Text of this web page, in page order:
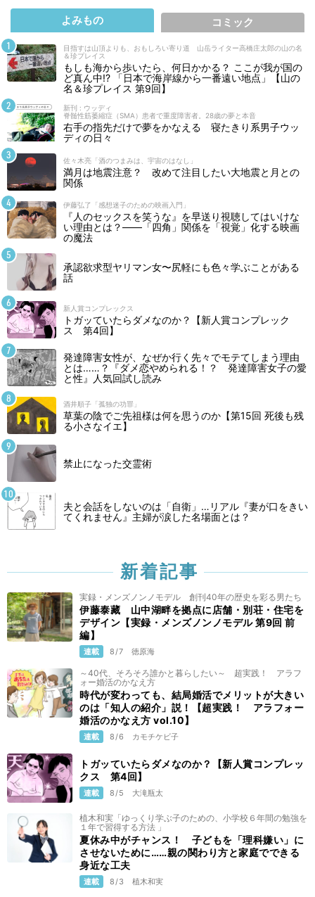
よみもの コミック
目指すは山頂よりも、おもしろい寄り道 山岳ライター高橋庄太郎の山の名
＆珍プレイス
もしも海から歩いたら、何日かかる？ ここが我が国の
ど真ん中!? 「日本で海岸線から一番遠い地点」【山の
名＆珍プレイス 第9回】
新刊 : ウッディ
脊髄性筋萎縮症（SMA）患者で重度障害者。28歳の夢と本音
右手の指先だけで夢をかなえる 寝たきり系男子ウッ
ディの日々
佐々木亮「酒のつまみは、宇宙のはなし」
満月は地震注意？ 改めて注目したい大地震と月との
関係
伊藤弘了「感想迷子のための映画入門」
『人のセックスを笑うな』を早送り視聴してはいけな
い理由とは？――「四角」関係を「視覚」化する映画
の魔法
承認欲求型ヤリマン女〜尻軽にも色々学ぶことがある
話
新人賞コンプレックス
トガッていたらダメなのか？【新人賞コンプレック
ス 第4回】
発達障害女性が、なぜか行く先々でモテてしまう理由
とは……？『ダメ恋やめられる！？ 発達障害女子の愛
と性』人気回試し読み
酒井順子「孤独の功罪」
草葉の陰でご先祖様は何を思うのか【第15回 死後も残
る小さなイエ】
禁止になった交霊術
夫と会話をしないのは「自衛」…リアル『妻が口をきい
てくれません』主婦が涙した名場面とは？
新着記事
実録・メンズノンノモデル 創刊40年の歴史を彩る男たち
伊藤泰藏 山中湖畔を拠点に店舗・別荘・住宅を
デザイン【実録・メンズノンノモデル 第9回 前
編】
連載 8/7 徳原海
～40代、そろそろ誰かと暮らしたい～ 超実践！ アラフ
ォー婚活のかなえ方
時代が変わっても、結局婚活でメリットが大きい
のは「知人の紹介」説！【超実践！ アラフォー
婚活のかなえ方 vol.10】
連載 8/6 カモチケビ子
トガッていたらダメなのか？【新人賞コンプレッ
クス 第4回】
連載 8/5 大滝瓶太
植木和実「ゆっくり学ぶ子のための、小学校６年間の勉強を
１年で習得する方法 」
夏休み中がチャンス！ 子どもを「理科嫌い」に
させないために……親の関わり方と家庭でできる
身近な工夫
連載 8/3 植木和実